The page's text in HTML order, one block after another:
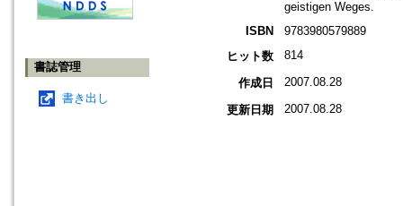
書誌管理
書き出し
geistigen Weges.
ISBN
9783980579889
ヒット数
814
作成日 2007.08.28
更新日期 2007.08.28